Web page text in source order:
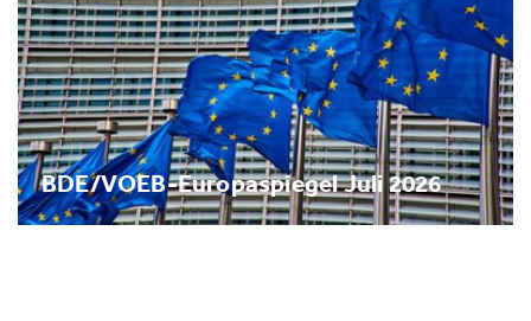
BDE/VOEB-Europaspiegel Juli 2026